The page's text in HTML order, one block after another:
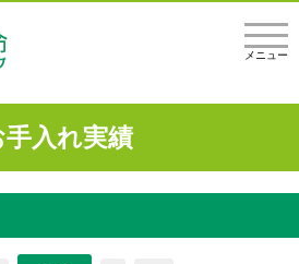
メニュー
入れ実績